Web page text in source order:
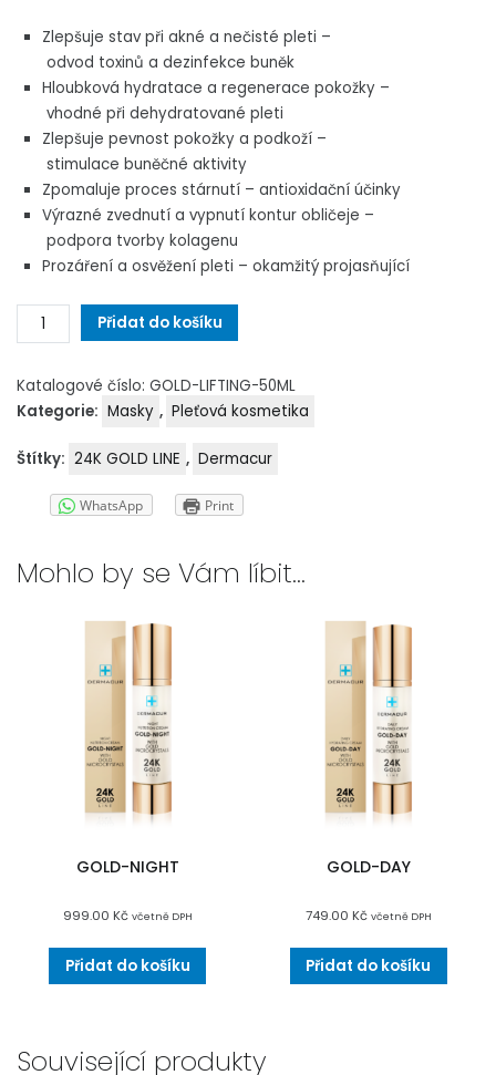
Zlepšuje stav při akné a nečisté pleti –
odvod toxinů a dezinfekce buněk
Hloubková hydratace a regenerace pokožky –
vhodné při dehydratované pleti
Zlepšuje pevnost pokožky a podkoží –
stimulace buněčné aktivity
Zpomaluje proces stárnutí – antioxidační účinky
Výrazné zvednutí a vypnutí kontur obličeje –
podpora tvorby kolagenu
Prozáření a osvěžení pleti – okamžitý projasňující
GOLD-
LIFTING
Přidat do košíku
Katalogové číslo: GOLD-LIFTING-50ML
Kategorie: Masky , Pleťová kosmetika
Štítky: 24K GOLD LINE , Dermacur
WhatsApp Print
Mohlo by se Vám líbit…
GOLD-NIGHT
999.00 Kč včetně DPH
Přidat do košíku
GOLD-DAY
749.00 Kč včetně DPH
Přidat do košíku
Související produkty